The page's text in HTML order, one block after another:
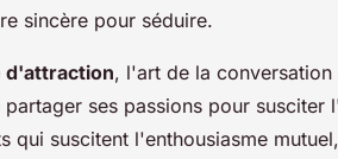
sincère pour séduire.
d'attraction, l'art de la
ses passions pour susciter
qui suscitent l'enthousiasme